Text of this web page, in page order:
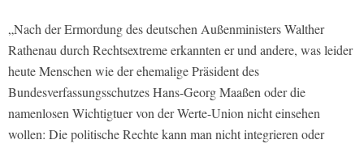
„Nach der Ermordung des deutschen Außenministers Walther
Rathenau durch Rechtsextreme erkannten er und andere, was leider
heute Menschen wie der ehemalige Präsident des
Bundesverfassungsschutzes Hans-Georg Maaßen oder die
namenlosen Wichtigtuer von der Werte-Union nicht einsehen
wollen: Die politische Rechte kann man nicht integrieren oder